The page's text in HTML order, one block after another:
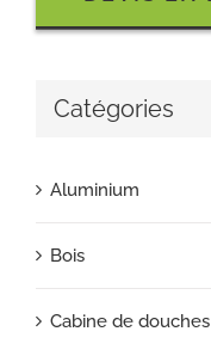
Catégories
Aluminium
Bois
Cabine de douches